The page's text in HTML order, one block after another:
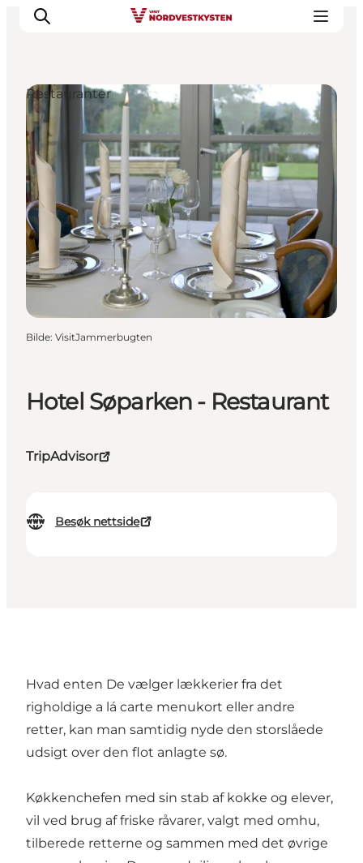
Byer og steder
Inspirasjon
Events
Overnatting
Planlegg ferien
Hotel Søparken - Restaurant
TripAdvisor
Besøk nettside
Restauranter
Bilde: VisitJammerbugten
Hvad enten De vælger lækkerier fra det
righoldige a lá carte menukort eller andre
retter, kan man samtidig nyde den storslåede
udsigt over den flot anlagte sø.
Køkkenchefen med sin stab af kokke og elever,
vil ved brug af friske råvarer, valgt med omhu,
tilberede retterne og sammen med det øvrige